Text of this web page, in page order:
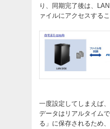
り、同期完了後は、
ァイルにアクセスする
一度設定してしまえば
データはリアルタイム
る」に保存されるため